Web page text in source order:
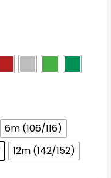
6m (106/116)
12m (142/152)